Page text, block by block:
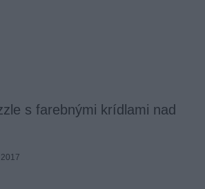
s farebnými krídlami nad